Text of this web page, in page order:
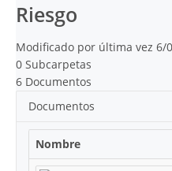
Riesgo
Modificado por última vez 6/
0 Subcarpetas
6 Documentos
Documentos
Nombre